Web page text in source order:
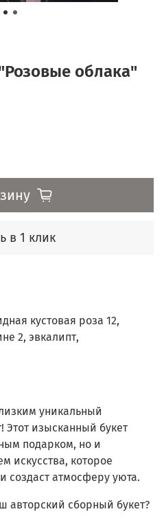
облака"
в 1 клик
кустовая роза 12,
2, эвкалипт,
уникальный
Этот изысканный букет
подарком, но и
искусства, которое
создаст атмосферу уюта.
авторский сборный букет?